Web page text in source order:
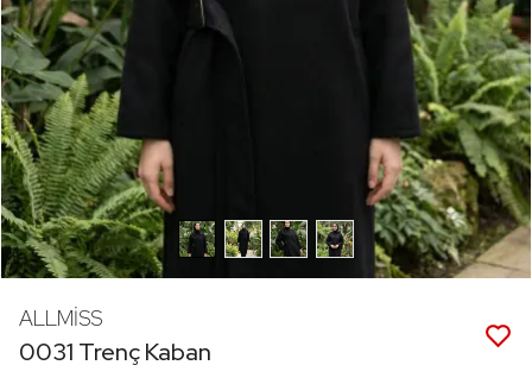
ALLMİSS
0031 Trenç Kaban